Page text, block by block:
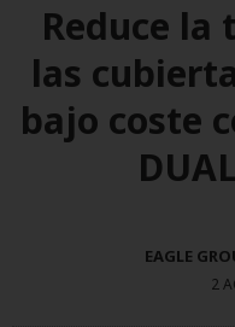
Reduce la
las
bajo coste
EAGLE
2